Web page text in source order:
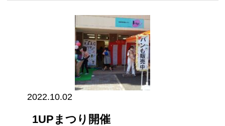
2022.10.02
1UPまつり開催